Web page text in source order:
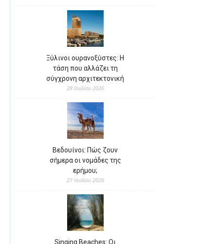
Ξύλινοι ουρανοξύστες: Η
τάση που αλλάζει τη
σύγχρονη αρχιτεκτονική
28 Ιουλίου 2026
Βεδουίνοι: Πώς ζουν
σήμερα οι νομάδες της
ερήμου;
27 Ιουλίου 2026
Singing Beaches: Οι